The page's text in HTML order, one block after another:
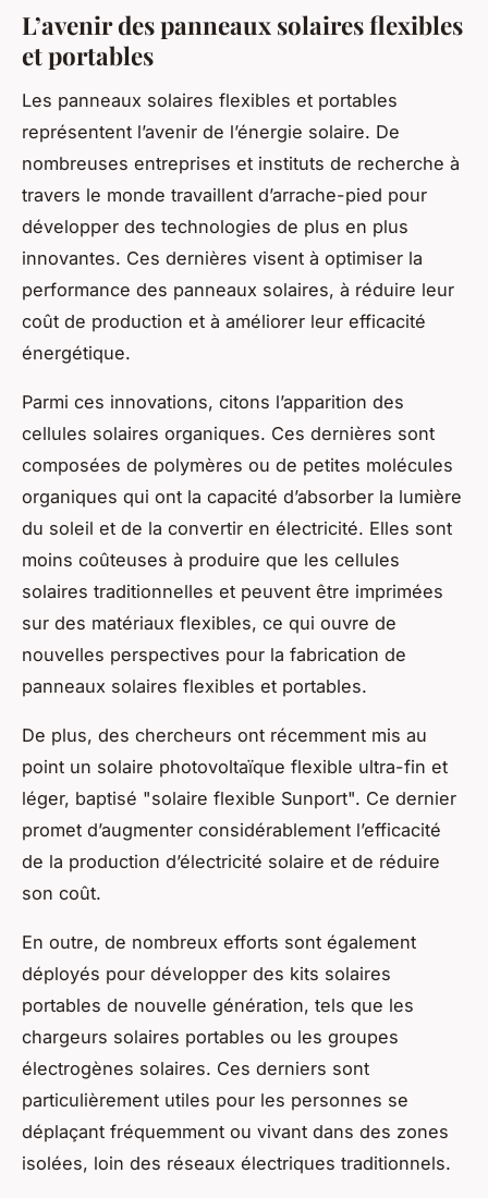
L’avenir des panneaux solaires flexibles
et portables
Les panneaux solaires flexibles et portables
représentent l’avenir de l’énergie solaire. De
nombreuses entreprises et instituts de recherche à
travers le monde travaillent d’arrache-pied pour
développer des technologies de plus en plus
innovantes. Ces dernières visent à optimiser la
performance des panneaux solaires, à réduire leur
coût de production et à améliorer leur efficacité
énergétique.
Parmi ces innovations, citons l’apparition des
cellules solaires organiques. Ces dernières sont
composées de polymères ou de petites molécules
organiques qui ont la capacité d’absorber la lumière
du soleil et de la convertir en électricité. Elles sont
moins coûteuses à produire que les cellules
solaires traditionnelles et peuvent être imprimées
sur des matériaux flexibles, ce qui ouvre de
nouvelles perspectives pour la fabrication de
panneaux solaires flexibles et portables.
De plus, des chercheurs ont récemment mis au
point un solaire photovoltaïque flexible ultra-fin et
léger, baptisé "solaire flexible Sunport". Ce dernier
promet d’augmenter considérablement l’efficacité
de la production d’électricité solaire et de réduire
son coût.
En outre, de nombreux efforts sont également
déployés pour développer des kits solaires
portables de nouvelle génération, tels que les
chargeurs solaires portables ou les groupes
électrogènes solaires. Ces derniers sont
particulièrement utiles pour les personnes se
déplaçant fréquemment ou vivant dans des zones
isolées, loin des réseaux électriques traditionnels.